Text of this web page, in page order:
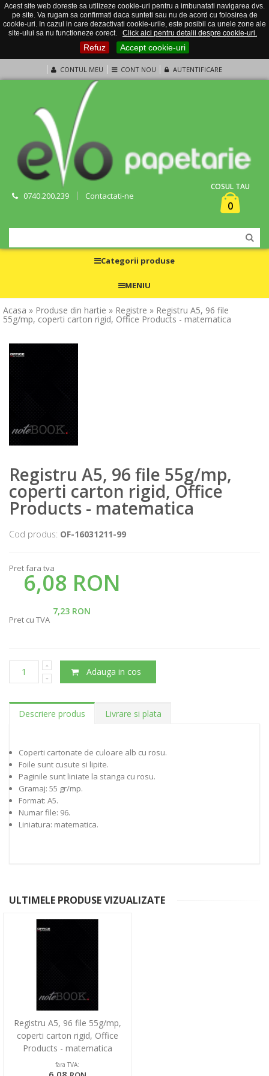
Acest site web doreste sa utilizeze cookie-uri pentru a imbunatati navigarea dvs.
pe site. Va rugam sa confirmati daca sunteti sau nu de acord cu folosirea de
cookie-uri. In cazul in care dezactivati cookie-urile, este posibil ca unele zone ale
site-ului sa nu functioneze corect.
Click aici pentru detalii despre cookie-uri.
Refuz Accept cookie-uri
CONTUL MEU CONT NOU AUTENTIFICARE
0740.200.239 Contactati-ne
COSUL TAU
0
Categorii produse
MENIU
Acasa » Produse din hartie » Registre » Registru A5, 96 file
55g/mp, coperti carton rigid, Office Products - matematica
Registru A5, 96 file 55g/mp,
coperti carton rigid, Office
Products - matematica
Cod produs: OF-16031211-99
Pret fara tva
6,08 RON
7,23 RON
Pret cu TVA
Adauga in cos
Descriere produs Livrare si plata
Coperti cartonate de culoare alb cu rosu.
Foile sunt cusute si lipite.
Paginile sunt liniate la stanga cu rosu.
Gramaj: 55 gr/mp.
Format: A5.
Numar file: 96.
Liniatura: matematica.
ULTIMELE PRODUSE VIZUALIZATE
Registru A5, 96 file 55g/mp,
coperti carton rigid, Office
Products - matematica
fara TVA: